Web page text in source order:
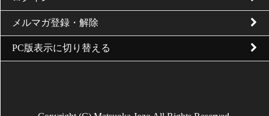
メルマガ登録・解除
PC版表示に切り替える